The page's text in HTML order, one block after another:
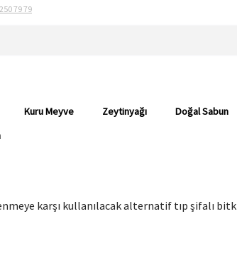
79 79
Kuru Meyve Zeytinyağı Doğal Sabun
karşı kullanılacak alternatif tıp şifalı